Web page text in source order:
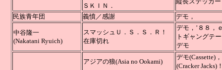
ＳＫＩＮ．
民族青年団 義憤／感謝 デモ
中谷隆一
(Nakatani Ryuich)
スマッシュＵ．Ｓ．Ｓ．Ｒ！
在庫切れ
デモ，’８８，
トギャングテ
デモ
アジアの狼(Asia no Ookami)
デモ(Cassette)
(Cracker